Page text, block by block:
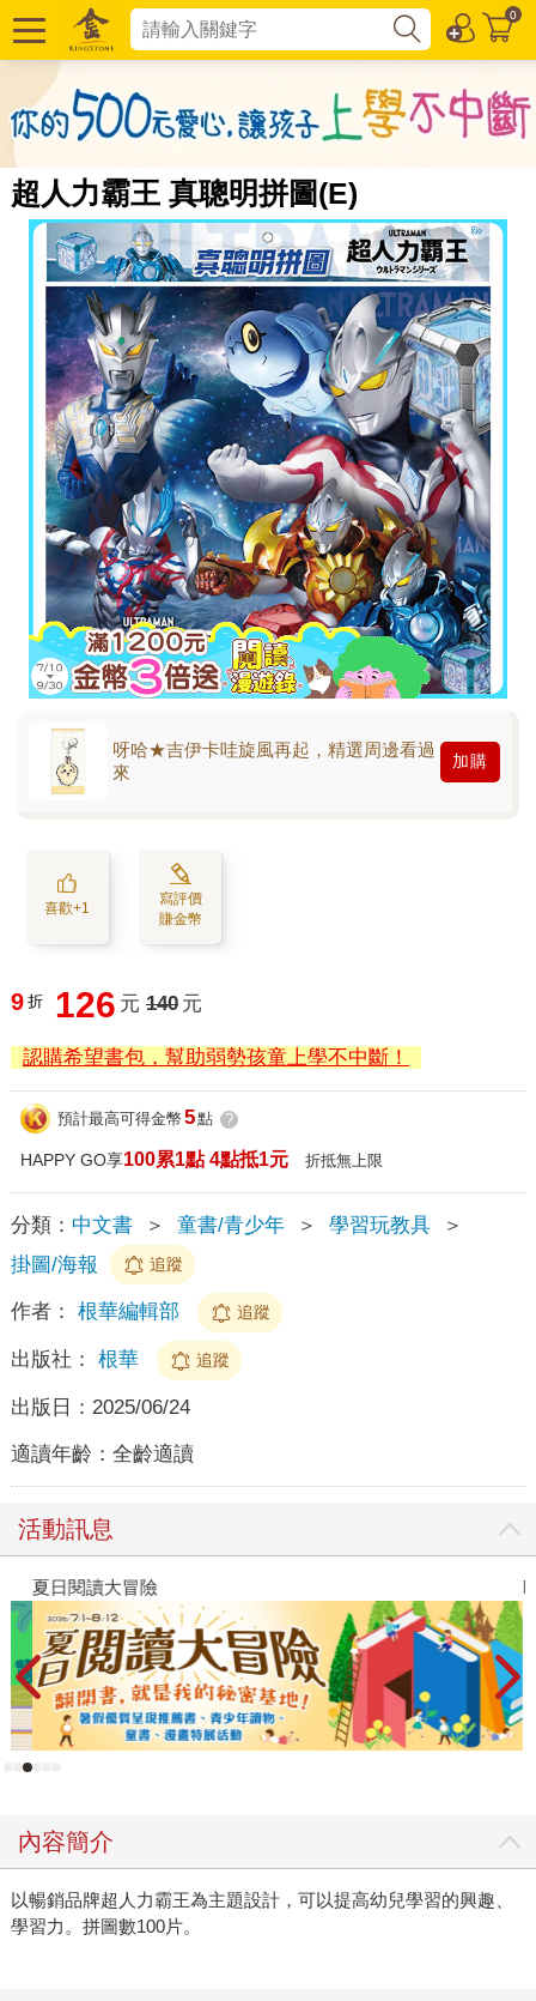
0
超人力霸王 真聰明拼圖(E)
呀哈★吉伊卡哇旋風再起，精選周邊看過
來
加購
喜歡+1
寫評價
賺金幣
9 折 126 元 140 元
認購希望書包，幫助弱勢孩童上學不中斷！
預計最高可得金幣 5點 ?
HAPPY GO享100累1點 4點抵1元 折抵無上限
分類： 中文書 ＞ 童書/青少年 ＞ 學習玩教具
＞
掛圖/海報
追蹤
作者： 根華編輯部 追蹤
出版社： 根華 追蹤
出版日： 2025/06/24
適讀年齡： 全齡適讀
活動訊息
夏日閱讀大冒險
內容簡介
以暢銷品牌超人力霸王為主題設計，可以提高幼兒學習的興趣、
學習力。拼圖數100片。